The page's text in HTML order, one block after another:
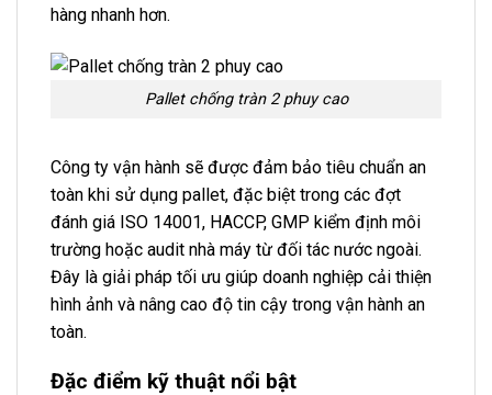
hàng nhanh hơn.
Pallet chống tràn 2 phuy cao
Công ty vận hành sẽ được đảm bảo tiêu chuẩn an
toàn khi sử dụng pallet, đặc biệt trong các đợt
đánh giá ISO 14001, HACCP, GMP kiểm định môi
trường hoặc audit nhà máy từ đối tác nước ngoài.
Đây là giải pháp tối ưu giúp doanh nghiệp cải thiện
hình ảnh và nâng cao độ tin cậy trong vận hành an
toàn.
Đặc điểm kỹ thuật nổi bật